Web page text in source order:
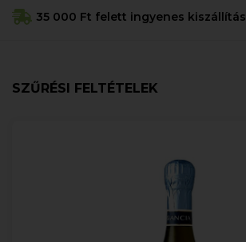
35 000 Ft felett ingyenes kiszállítás
SZŰRÉSI FELTÉTELEK